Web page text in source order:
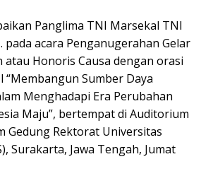
Panglima TNI Marsekal TNI
pada acara Penganugerahan Gelar
Honoris Causa dengan orasi
Sumber Daya
Menghadapi Era Perubahan
Maju”, bertempat di Auditorium
Gedung Rektorat Universitas
Surakarta, Jawa Tengah, Jumat